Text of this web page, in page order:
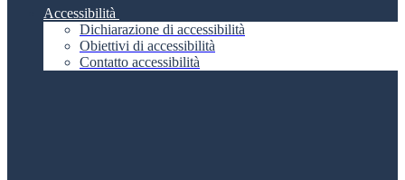
Accessibilità
Dichiarazione di accessibilità
Obiettivi di accessibilità
Contatto accessibilità